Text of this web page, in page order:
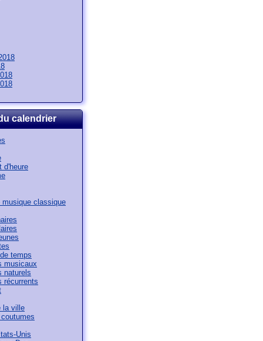
calendrier
d'heure
musique classique
temps
musicaux
naturels
récurrents
la ville
Unis